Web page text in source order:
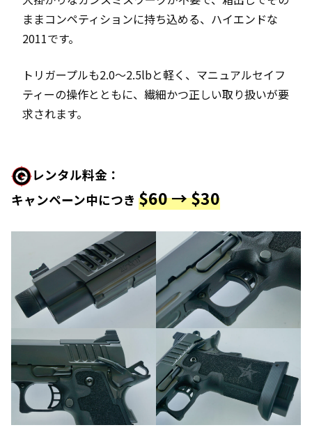
ままコンペティションに持ち込める、ハイエンドな
2011です。
トリガープルも2.0〜2.5lbと軽く、マニュアルセイフ
ティーの操作とともに、繊細かつ正しい取り扱いが要
求されます。
レンタル料金：
キャンペーン中につき $60 → $30